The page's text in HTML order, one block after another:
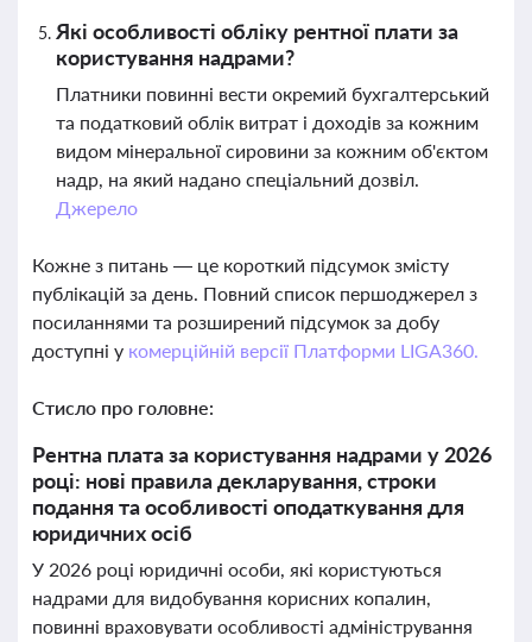
Які особливості обліку рентної плати за
користування надрами?
Платники повинні вести окремий бухгалтерський
та податковий облік витрат і доходів за кожним
видом мінеральної сировини за кожним об'єктом
надр, на який надано спеціальний дозвіл.
Джерело
Кожне з питань — це короткий підсумок змісту
публікацій за день. Повний список першоджерел з
посиланнями та розширений підсумок за добу
доступні у комерційній версії Платформи LIGA360.
Стисло про головне:
Рентна плата за користування надрами у 2026
році: нові правила декларування, строки
подання та особливості оподаткування для
юридичних осіб
У 2026 році юридичні особи, які користуються
надрами для видобування корисних копалин,
повинні враховувати особливості адміністрування